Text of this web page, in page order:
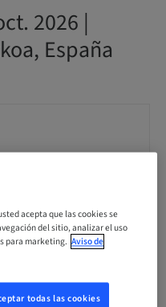
2026 |
España
locales)
acepta que las cookies se
del sitio, analizar el uso
para marketing. Aviso de
todas las cookies